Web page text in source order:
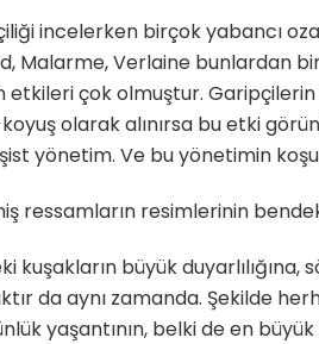
incelerken birçok yabancı
Malarme, Verlaine bunlardan
etkileri çok olmuştur.
olarak alınırsa bu etki
yönetim. Ve bu yönetimin
ressamların resimlerinin
kuşakların büyük duyarlılığına,
da aynı zamanda. Şekilde
yaşantının, belki de en